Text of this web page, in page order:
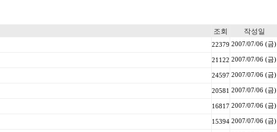
조회 작성일
22379 2007/07/06 (금)
21122 2007/07/06 (금)
24597 2007/07/06 (금)
20581 2007/07/06 (금)
16817 2007/07/06 (금)
15394 2007/07/06 (금)